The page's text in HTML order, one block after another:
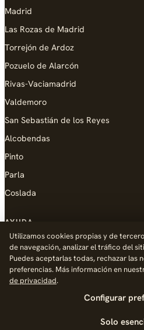
Madrid
Las Rozas de Madrid
Torrejón de Ardoz
Pozuelo de Alarcón
Rivas-Vaciamadrid
Valdemoro
San Sebastián de los Reyes
Alcobendas
Pinto
Parla
Coslada
AYUDA
Añadir empresa
Contacto
Política de Privacidad
Utilizamos cookies propias y de
de navegación, analizar el tráfico del
Puedes aceptarlas todas, rechazar las
preferencias. Más información en
de privacidad.
Configurar
Solo